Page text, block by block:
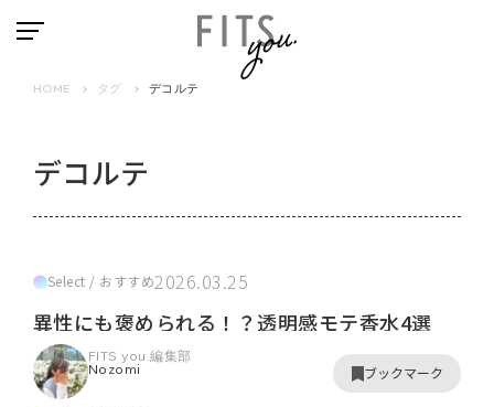
HOME タグ デコルテ
デコルテ
Select / おすすめ2026.03.25
異性にも褒められる！？透明感モテ香水4選
FITS you.編集部
Nozomi
ブックマーク